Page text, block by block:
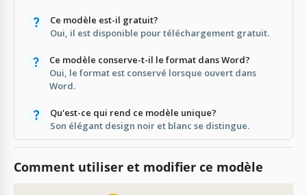
Ce modèle est-il gratuit?
Oui, il est disponible pour téléchargement gratuit.
Ce modèle conserve-t-il le format dans Word?
Oui, le format est conservé lorsque ouvert dans
Word.
Qu'est-ce qui rend ce modèle unique?
Son élégant design noir et blanc se distingue.
Comment utiliser et modifier ce modèle